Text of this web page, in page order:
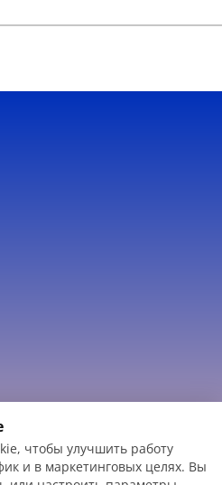
чтобы улучшить работу
и в маркетинговых целях. Вы